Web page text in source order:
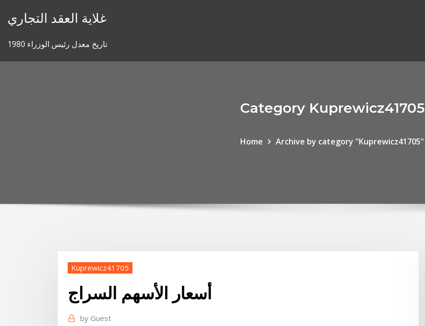
غلاية العقد التجاري
تاريخ معدل رئيس الوزراء 1980
Category Kuprewicz41705
Home Archive by category "Kuprewicz41705"
Kuprewicz41705
أسعار الأسهم السراج
by Guest